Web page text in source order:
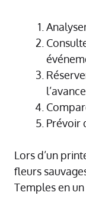
l’avance
Prévoir
Lors d’un
fleurs
Temples en